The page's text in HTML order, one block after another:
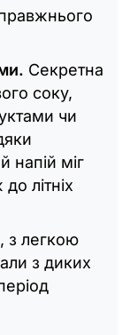
Секретна
соку,
чи
напій міг
літніх
з легкою
з диких